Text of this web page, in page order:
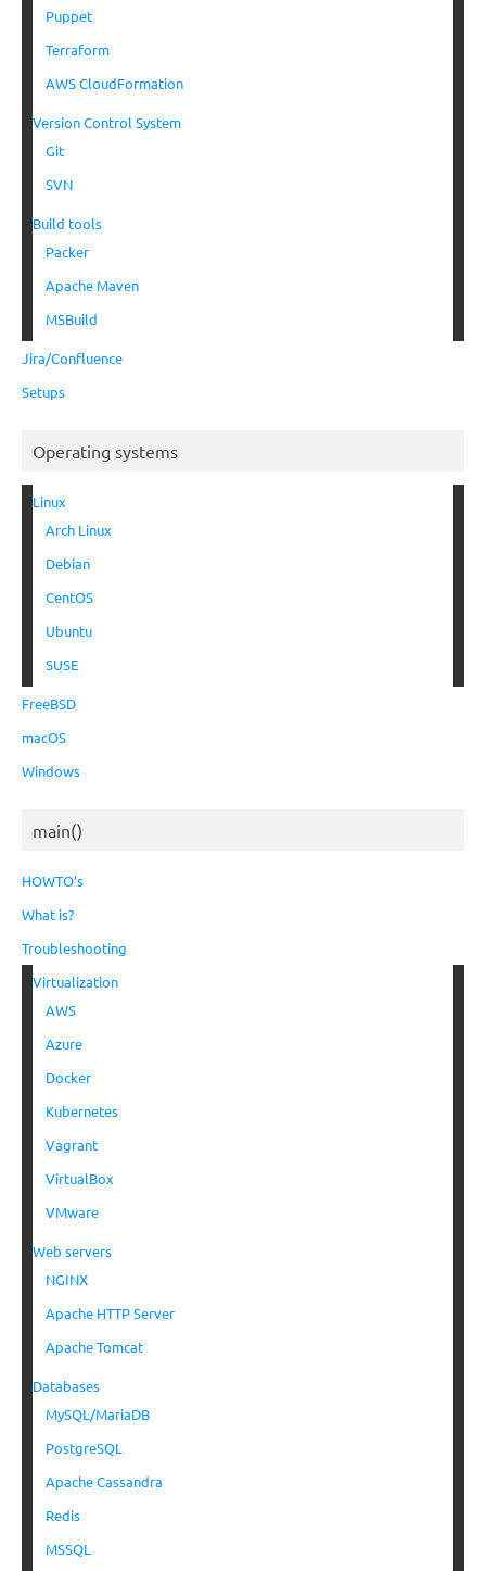
Puppet
Terraform
AWS CloudFormation
Version Control System
Git
SVN
Build tools
Packer
Apache Maven
MSBuild
Jira/Confluence
Setups
Operating systems
Linux
Arch Linux
Debian
CentOS
Ubuntu
SUSE
FreeBSD
macOS
Windows
main()
HOWTO’s
What is?
Troubleshooting
Virtualization
AWS
Azure
Docker
Kubernetes
Vagrant
VirtualBox
VMware
Web servers
NGINX
Apache HTTP Server
Apache Tomcat
Databases
MySQL/MariaDB
PostgreSQL
Apache Cassandra
Redis
MSSQL